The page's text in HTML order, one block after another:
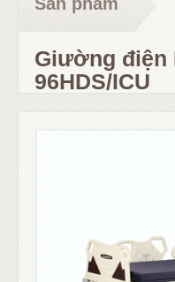
Giường điện
96HDS/ICU